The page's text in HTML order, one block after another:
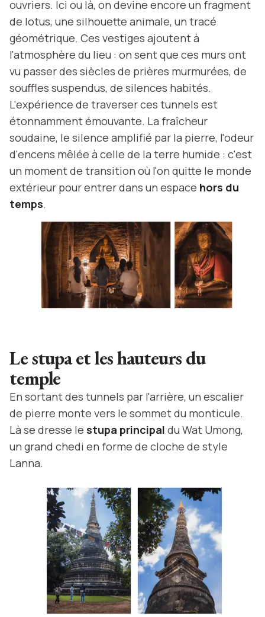
ouvriers. Ici ou là, on devine encore un fragment
de lotus, une silhouette animale, un tracé
géométrique. Ces vestiges ajoutent à
l'atmosphère du lieu : on sent que ces murs ont
vu passer des siècles de prières murmurées, de
souffles suspendus, de silences habités.
L'expérience de traverser ces tunnels est
étonnamment émouvante. La fraîcheur
soudaine, le silence amplifié par la pierre, l'odeur
d'encens mêlée à celle de la terre humide : c'est
un moment de transition où l'on quitte le monde
extérieur pour entrer dans un espace hors du
temps.
Le stupa et les hauteurs du
temple
En sortant des tunnels par l'arrière, un escalier
de pierre monte vers le sommet du monticule.
Là se dresse le stupa principal du Wat Umong,
un grand chedi en forme de cloche de style
Lanna.